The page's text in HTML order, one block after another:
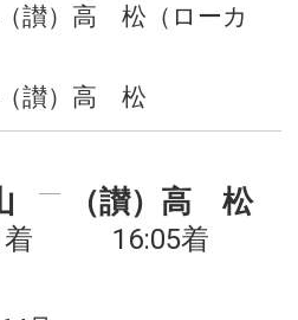
讃）高 松 （ローカ
讃）高 松
（讃）高 松
16:05着